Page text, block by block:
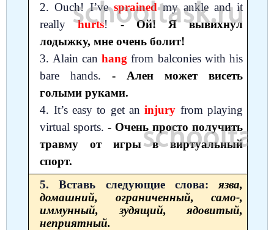
2. Ouch! I’vesprainedmy ankle and it
reallyhurts!- Ой! Я вывихнул
лодыжку, мне очень болит!
3. Alain canhang from balconies with his
bare hands.- Ален может висеть
голыми руками.
4. It’s easy to get aninjury from playing
virtual sports. - Очень просто получить
травму от игры в виртуальный
спорт.
5. Вставь следующие слова: язва,
домашний, ограниченный, само-,
иммунный, зудящий, ядовитый,
неприятный.